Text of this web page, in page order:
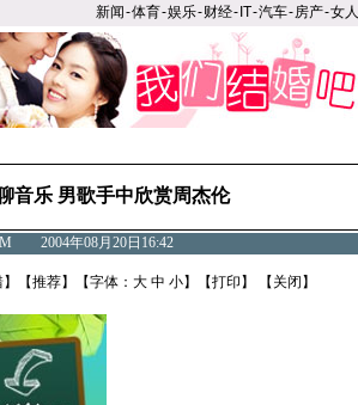
新闻-体育-娱乐-财经- IT-汽车-房产-女人
音乐 男歌手中欣赏周杰伦
2004年08月20日16:42
】【推荐】【字体： 大 中 小】【打印 】 【 关闭 】